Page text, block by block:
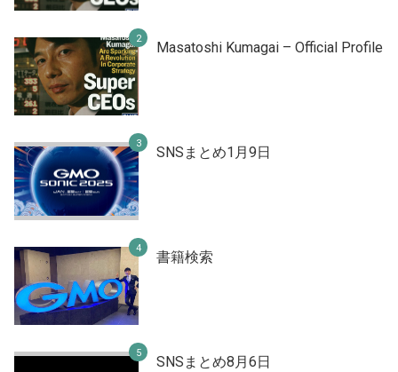
Masatoshi Kumagai – Official Profile
SNSまとめ1月9日
書籍検索
SNSまとめ8月6日